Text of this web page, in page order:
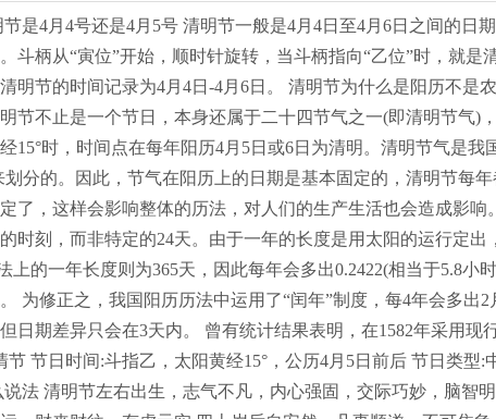
是4月4号还是4月5号 清明节一般是4月4日至4月6日之间的
斗柄从“寅位”开始，顺时针旋转，当斗柄指向“乙位”时，就
明节的时间记录为4月4日-4月6日。 清明节为什么是阳历不
节不止是一个节日，本身还属于二十四节气之一(即清明节气
15°时，时间点在每年阳历4月5日或6日为清明。清明节气是
分的。因此，节气在阳历上的日期是基本固定的，清明节每
了，这样会影响整体的历法，对人们的生产生活也会造成影
时刻，而非特定的24天。由于一年的长度是用太阳的运行定
上的一年长度则为365天，因此每年会多出0.2422(相当于5.8
为修正之，我国阳历历法中运用了“闰年”制度，每4年会多
日期差异只会在3天内。 曾有统计结果表明，在1582年采用现
节日时间:斗指乙，太阳黄经15°，公历4月5日前后 节日类
法 清明节左右出生，志气不凡，内心强固，交际巧妙，脑